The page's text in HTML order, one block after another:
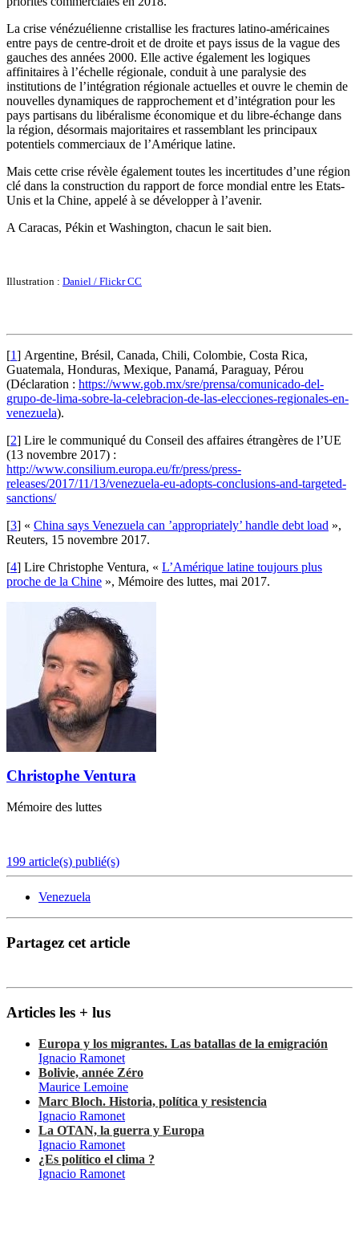
La crise vénézuélienne cristallise les fractures latino-américaines
entre pays de centre-droit et de droite et pays issus de la vague des
gauches des années 2000. Elle active également les logiques
affinitaires à l’échelle régionale, conduit à une paralysie des
institutions de l’intégration régionale actuelles et ouvre le chemin de
nouvelles dynamiques de rapprochement et d’intégration pour les
pays partisans du libéralisme économique et du libre-échange dans
la région, désormais majoritaires et rassemblant les principaux
potentiels commerciaux de l’Amérique latine.
Mais cette crise révèle également toutes les incertitudes d’une région
clé dans la construction du rapport de force mondial entre les Etats-
Unis et la Chine, appelé à se développer à l’avenir.
A Caracas, Pékin et Washington, chacun le sait bien.
Illustration : Daniel / Flickr CC
[1] Argentine, Brésil, Canada, Chili, Colombie, Costa Rica,
Guatemala, Honduras, Mexique, Panamá, Paraguay, Pérou
(Déclaration : https://www.gob.mx/sre/prensa/comunicado-del-
grupo-de-lima-sobre-la-celebracion-de-las-elecciones-regionales-en-
venezuela).
[2] Lire le communiqué du Conseil des affaires étrangères de l’UE
(13 novembre 2017) :
http://www.consilium.europa.eu/fr/press/press-
releases/2017/11/13/venezuela-eu-adopts-conclusions-and-targeted-
sanctions/
[3] « China says Venezuela can ’appropriately’ handle debt load »,
Reuters, 15 novembre 2017.
[4] Lire Christophe Ventura, « L’Amérique latine toujours plus
proche de la Chine », Mémoire des luttes, mai 2017.
Christophe Ventura
Mémoire des luttes
199 article(s) publié(s)
Venezuela
Partagez cet article
Articles les + lus
Europa y los migrantes. Las batallas de la emigración
Ignacio Ramonet
Bolivie, année Zéro
Maurice Lemoine
Marc Bloch. Historia, política y resistencia
Ignacio Ramonet
La OTAN, la guerra y Europa
Ignacio Ramonet
¿Es político el clima ?
Ignacio Ramonet